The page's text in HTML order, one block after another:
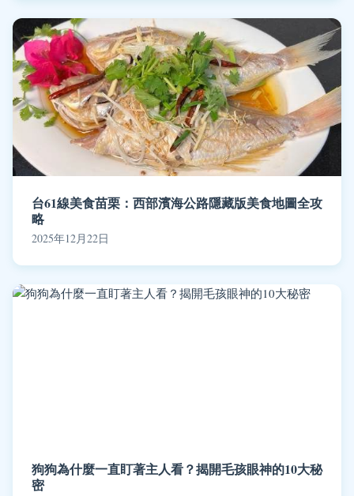
台61線美食苗栗：西部濱海公路隱藏版美食地圖全攻
略
2025年12月22日
狗狗為什麼一直盯著主人看？揭開毛孩眼神的10大秘
密